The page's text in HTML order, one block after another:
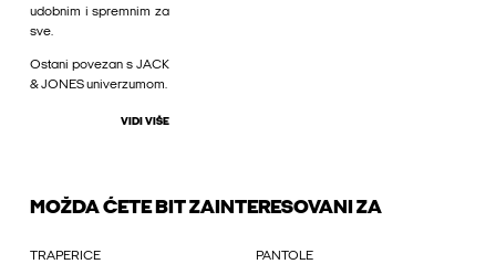
udobnim i spremnim za
sve.
Ostani povezan s JACK
& JONES univerzumom.
VIDI VIŠE
MOŽDA ĆETE BIT ZAINTERESOVANI ZA
TRAPERICE PANTOLE